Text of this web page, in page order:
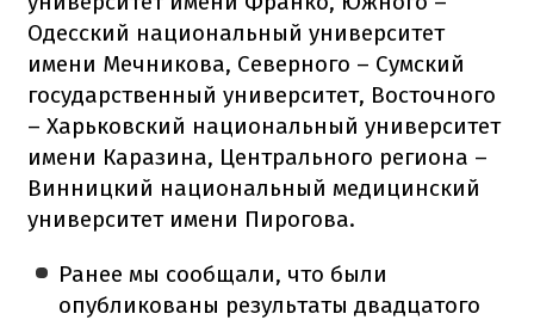
Одесский национальный университет
имени Мечникова, Северного – Сумский
государственный университет, Восточного
– Харьковский национальный университет
имени Каразина, Центрального региона –
Винницкий национальный медицинский
университет имени Пирогова.
Ранее мы сообщали, что были
опубликованы результаты двадцатого